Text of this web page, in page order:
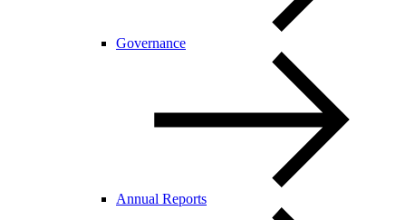
Governance
Annual Reports